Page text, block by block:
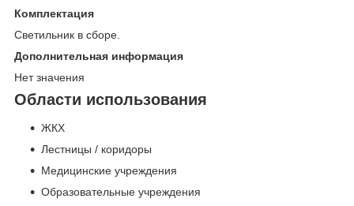
Комплектация
Светильник в сборе.
Дополнительная информация
Нет значения
Области использования
ЖКХ
Лестницы / коридоры
Медицинские учреждения
Образовательные учреждения